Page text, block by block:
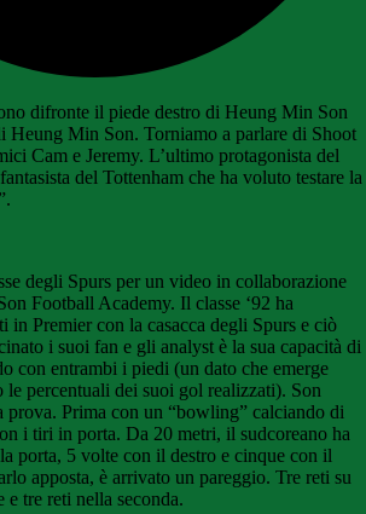
difronte il piede destro di Heung Min Son
Min Son. Torniamo a parlare di Shoot
Cam e Jeremy. L’ultimo protagonista del
del Tottenham che ha voluto testare la
degli Spurs per un video in collaborazione
Football Academy. Il classe ‘92 ha
in Premier con la casacca degli Spurs e ciò
i suoi fan e gli analyst è la sua capacità di
con entrambi i piedi (un dato che emerge
le percentuali dei suoi gol realizzati). Son
prova. Prima con un “bowling” calciando di
i tiri in porta. Da 20 metri, il sudcoreano ha
porta, 5 volte con il destro e cinque con il
apposta, è arrivato un pareggio. Tre reti su
e tre reti nella seconda.